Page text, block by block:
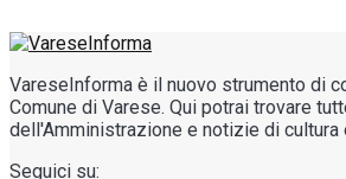
VareseInforma è il nuovo strumento di
Comune di Varese. Qui potrai trovare
dell'Amministrazione e notizie di cultura
Seguici su: